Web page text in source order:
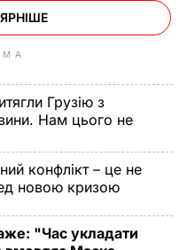
Грузію з
Нам цього не
конфлікт – це не
новою кризою
"Час укладати